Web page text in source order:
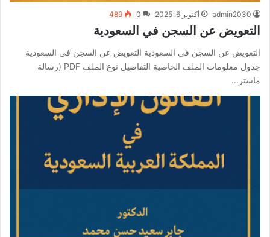
admin2030 أكتوبر 6, 2025 0
489
التعويض عن السجن في السعودية
التعويض عن السجن في السعودية التعويض عن السجن في السعودية
جدول معلومات الملف الخاصية التفاصيل نوع الملف PDF (رسالة
ماستر…